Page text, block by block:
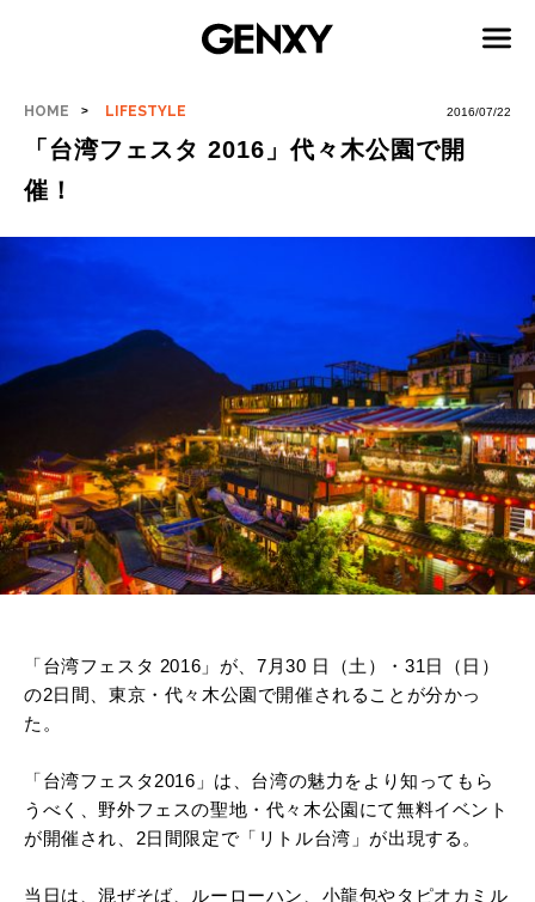
HOME LIFESTYLE 2016/07/22
「台湾フェスタ 2016」代々木公園で開
催！
「台湾フェスタ 2016」が、7月30 日（土）・31日（日）
の2日間、東京・代々木公園で開催されることが分かっ
た。
「台湾フェスタ2016」は、台湾の魅力をより知ってもら
うべく、野外フェスの聖地・代々木公園にて無料イベント
が開催され、2日間限定で「リトル台湾」が出現する。
当日は、混ぜそば、ルーローハン、小龍包やタピオカミル